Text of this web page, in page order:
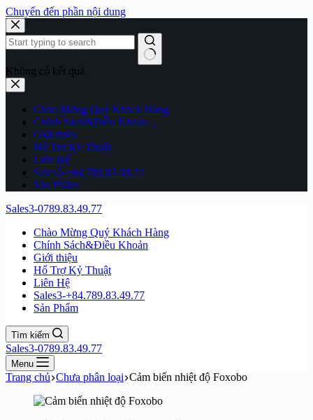
Chuyển đến phần nội dung
Không có kết quả
Chào Mừng Quý Khách Hàng
Chính Sách&Điều Khoản
Giới thiệu
Hổ Trợ Kỷ Thuật
Liên Hệ
Sales3-+84.789.83.49.77
Sản Phẩm
Sales3-0789.83.49.77
Chào Mừng Quý Khách Hàng
Chính Sách&Điều Khoản
Giới thiệu
Hổ Trợ Kỷ Thuật
Liên Hệ
Sales3-+84.789.83.49.77
Sản Phẩm
Tìm kiếm
Sales3-0789.83.49.77
Menu
Trang chủ Chưa phân loại Cảm biến nhiệt độ Foxobo